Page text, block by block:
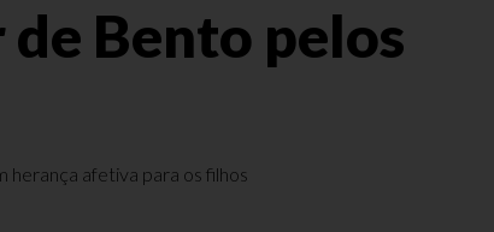
Bento pelos
herança afetiva para os filhos